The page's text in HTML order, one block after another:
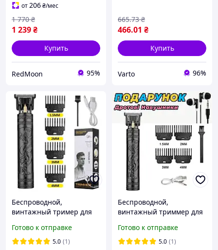
от206₴/мес
1 239₴
1 770 ₴
Купить
RedMoon 95%
466.01 ₴
665.73 ₴
Купить
Varto 96%
Беспроводной,
винтажный тример для
аккумуляторная машинка
для стрижки, Black
Готово к отправке
5.0 (1)
Беспроводной,
винтажный триммер для
аккумуляторная машинка
для стрижки, Black
Готово к отправке
5.0 (1)